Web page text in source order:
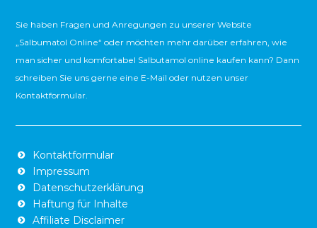
Sie haben Fragen und Anregungen zu unserer Website
„Salbumatol Online“ oder möchten mehr darüber erfahren, wie
man sicher und komfortabel Salbutamol online kaufen kann? Dann
schreiben Sie uns gerne eine E-Mail oder nutzen unser
Kontaktformular.
Kontaktformular
Impressum
Datenschutzerklärung
Haftung für Inhalte
Affiliate Disclaimer